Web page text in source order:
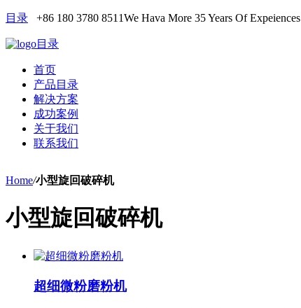
目录 +86 180 3780 8511We Hava More 35 Years Of Expeiences
目录
首页
产品目录
解决方案
成功案例
关于我们
联系我们
Home/小型旋回破碎机
小型旋回破碎机
超细微粉磨粉机